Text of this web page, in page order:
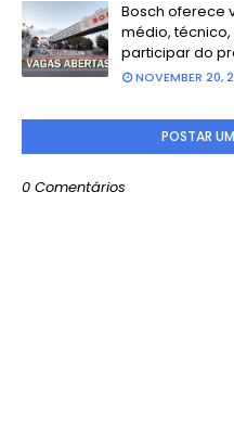
Bosch oferece
médio,
participar do
NOVEMBER 20,
POSTAR
0 Comentários